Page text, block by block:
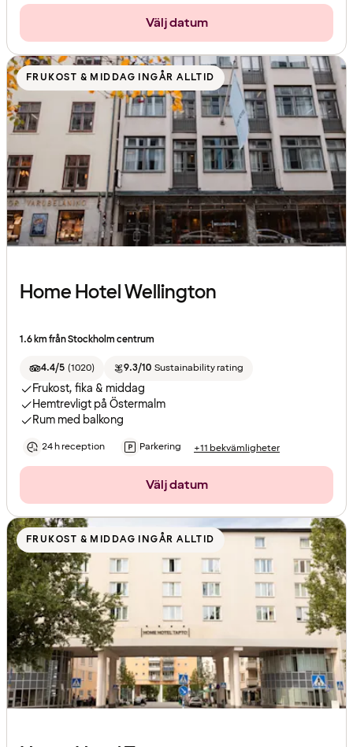
Välj datum
FRUKOST & MIDDAG INGÅR ALLTID
Home Hotel Wellington
1.6 km från Stockholm centrum
4.4/5 (1020) 9.3/10 Sustainability rating
Frukost, fika & middag
Hemtrevligt på Östermalm
Rum med balkong
24 h reception Parkering +11 bekvämligheter
Välj datum
FRUKOST & MIDDAG INGÅR ALLTID